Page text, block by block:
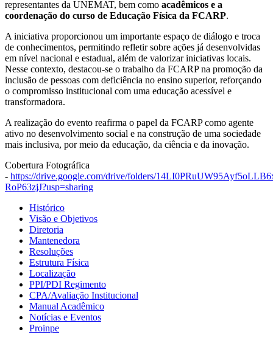
representantes da UNEMAT, bem como acadêmicos e a
coordenação do curso de Educação Física da FCARP.
A iniciativa proporcionou um importante espaço de diálogo e troca
de conhecimentos, permitindo refletir sobre ações já desenvolvidas
em nível nacional e estadual, além de valorizar iniciativas locais.
Nesse contexto, destacou-se o trabalho da FCARP na promoção da
inclusão de pessoas com deficiência no ensino superior, reforçando
o compromisso institucional com uma educação acessível e
transformadora.
A realização do evento reafirma o papel da FCARP como agente
ativo no desenvolvimento social e na construção de uma sociedade
mais inclusiva, por meio da educação, da ciência e da inovação.
Cobertura Fotográfica
- https://drive.google.com/drive/folders/
RoP63zjJ?usp=sharing
Histórico
Visão e Objetivos
Diretoria
Mantenedora
Resoluções
Estrutura Física
Localização
PPI/PDI Regimento
CPA/Avaliação Institucional
Manual Acadêmico
Notícias e Eventos
Proinpe